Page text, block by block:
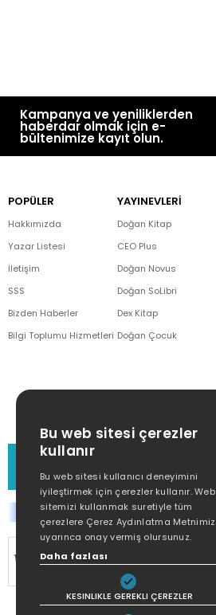
Kampanya ve yeniliklerden
haberdar olmak için e-
bültenimize kayıt olun.
POPÜLER
Hakkımızda
Yazar Listesi
İletişim
SSS
Bizden Haberler
Bilgi Toplumu Hizmetleri
YAYINEVLERİ
Doğan Kitap
CEO Plus
Doğan Novus
Doğan SoLibri
Dex Kitap
Doğan Çocuk
MÜŞTERİ HİZMETLERİ
(0212) 373 77 00
SİTEMİZ
KORUNMAKTADIR.
Bu web sitesi çerezler
kullanır
Bu web sitesi kullanıcı deneyimini
iyileştirmek için çerezler kullanır. Web
sitemizi kullanmak suretiyle tüm
çerezlere Çerez Aydınlatma Metnimiz
uyarınca onay vermiş olursunuz.
Daha fazlası
KESINLIKLE GEREKLI ÇEREZLER